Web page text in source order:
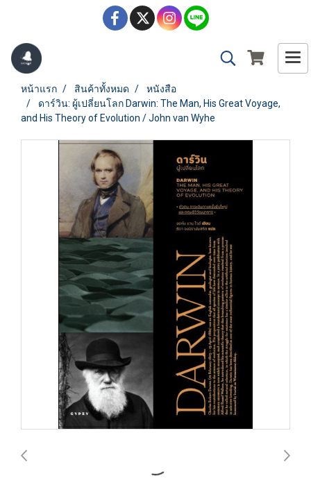
หน้าแรก สินค้าทั้งหมด
หนังสือ
ดาร์วิน: ผู้เปลี่ยนโลก Darwin: The Man, His Great Voyage,
and His Theory of Evolution / John van Wyhe